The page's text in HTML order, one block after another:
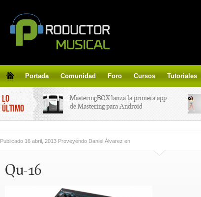
Portada Comunidad Foro Cursos Tutoriales
LO
ÚLTIMO
MasteringBOX lanza la primera app
de Mastering para Android
MasteringBOX, Masterización on-
line gratis!
Publicado 16 abril, 2013 Proveyéndo Daniel Álvarez en
Qu-16